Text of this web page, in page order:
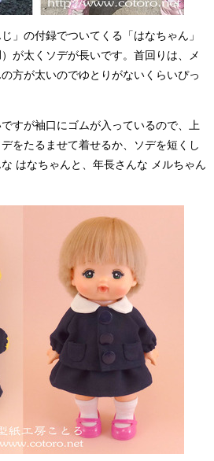
」の付録でついてくる「はなちゃん」
が太くソデが長いです。首回りは、メ
方が太いのでゆとりがないくらいぴっ
すが袖口にゴムが入っているので、上
をたるませて着せるか、ソデを短くし
はなちゃんと、年長さんな メルちゃん